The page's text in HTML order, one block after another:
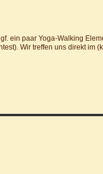
ein paar Yoga-Walking
Wir treffen uns direkt im